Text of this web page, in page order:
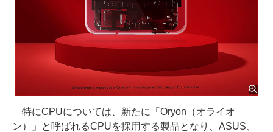
特にCPUについては、新たに「Oryon（オライオ
ン）」と呼ばれるCPUを採用する製品となり、ASUS、